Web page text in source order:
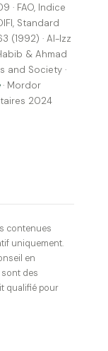
· FAO, Indice
Standard
(1992) · Al-Izz
& Ahmad
and Society ·
· Mordor
2024
contenues
uniquement.
en
des
qualifié pour